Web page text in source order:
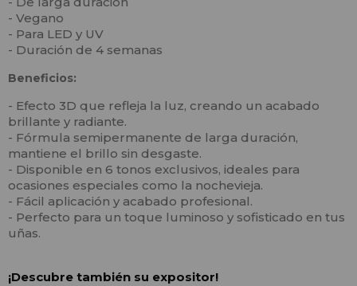
- Vegano
- Para LED y UV
- Duración de 4 semanas
Beneficios:
- Efecto 3D que refleja la luz, creando un acabado
brillante y radiante.
- Fórmula semipermanente de larga duración,
mantiene el brillo sin desgaste.
- Disponible en 6 tonos exclusivos, ideales para
ocasiones especiales como la nochevieja.
- Fácil aplicación y acabado profesional.
- Perfecto para un toque luminoso y sofisticado en tus
uñas.
¡Descubre también su expositor!